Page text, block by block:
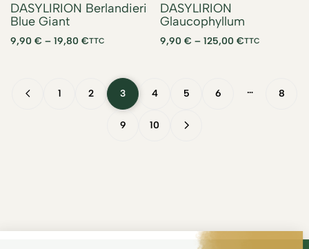
DASYLIRION Berlandieri
Blue Giant
9,90 € – 19,80 €TTC
DASYLIRION
Glaucophyllum
9,90 € – 125,00 €TTC
1 2 3 4 5 6 … 8
9 10